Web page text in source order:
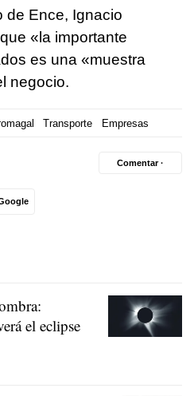
de Ence, Ignacio
«la importante
es una «muestra
negocio.
Transporte Empresas
Comentar ·
el eclipse